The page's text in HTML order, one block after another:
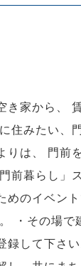
き家から、
住みたい
りは、 門
前暮らし」
のイベン
・その場
して下さい